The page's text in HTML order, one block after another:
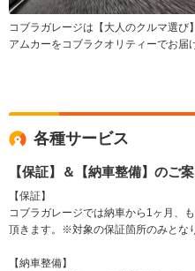
コブラガレージは【大人のクルマ選び
アムカーをコブラクオリティーでお届
各種サービス
【保証】＆【納車整備】のご
【保証】
コブラガレージでは納車から1ヶ月、
頂きます。※対象の保証箇所のみとな
【納車整備】